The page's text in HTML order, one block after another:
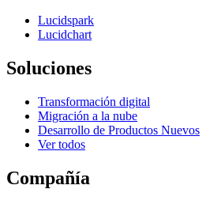
Lucidspark
Lucidchart
Soluciones
Transformación digital
Migración a la nube
Desarrollo de Productos Nuevos
Ver todos
Compañía